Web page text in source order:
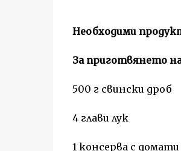
Необходими
За приготвянето
500 г свински дроб
4 глави лук
1 консерва с